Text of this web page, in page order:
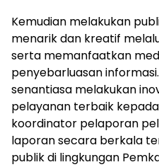
Kemudian melakukan
menarik dan kreatif
serta memanfaatkan
penyebarluasan
senantiasa melakukan
pelayanan terbaik
koordinator pelaporan
laporan secara berkala
publik di lingkungan